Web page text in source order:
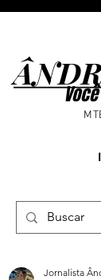
Jornalista